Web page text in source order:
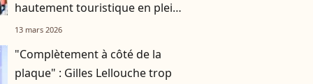
hautement touristique en plein
Paris ?
13 mars 2026
"Complètement à côté de la
plaque" : Gilles Lellouche trop